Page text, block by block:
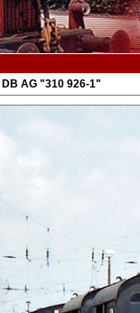
DB AG "310 926-1"